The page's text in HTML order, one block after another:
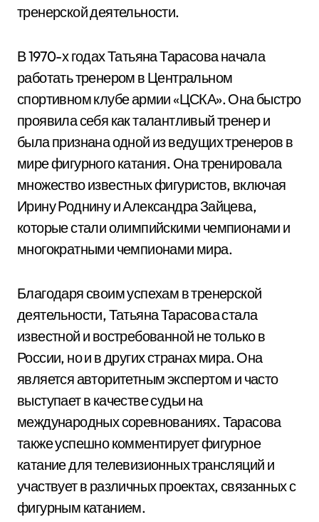
тренерской деятельности.
В 1970-х годах Татьяна Тарасова начала
работать тренером в Центральном
спортивном клубе армии «ЦСКА». Она быстро
проявила себя как талантливый тренер и
была признана одной из ведущих тренеров в
мире фигурного катания. Она тренировала
множество известных фигуристов, включая
Ирину Роднину и Александра Зайцева,
которые стали олимпийскими чемпионами и
многократными чемпионами мира.
Благодаря своим успехам в тренерской
деятельности, Татьяна Тарасова стала
известной и востребованной не только в
России, но и в других странах мира. Она
является авторитетным экспертом и часто
выступает в качестве судьи на
международных соревнованиях. Тарасова
также успешно комментирует фигурное
катание для телевизионных трансляций и
участвует в различных проектах, связанных с
фигурным катанием.